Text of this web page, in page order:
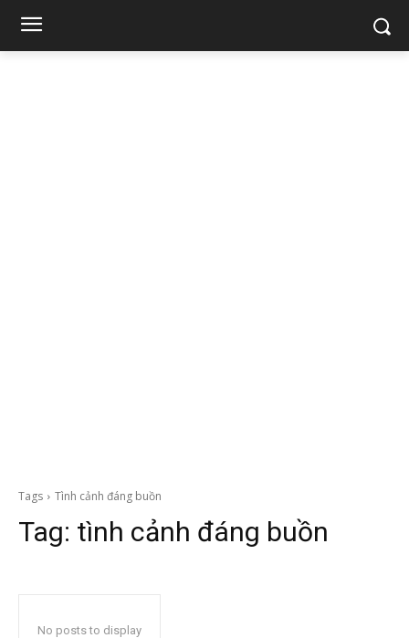
Tags Tình cảnh đáng buồn
Tag: tình cảnh đáng buồn
No posts to display